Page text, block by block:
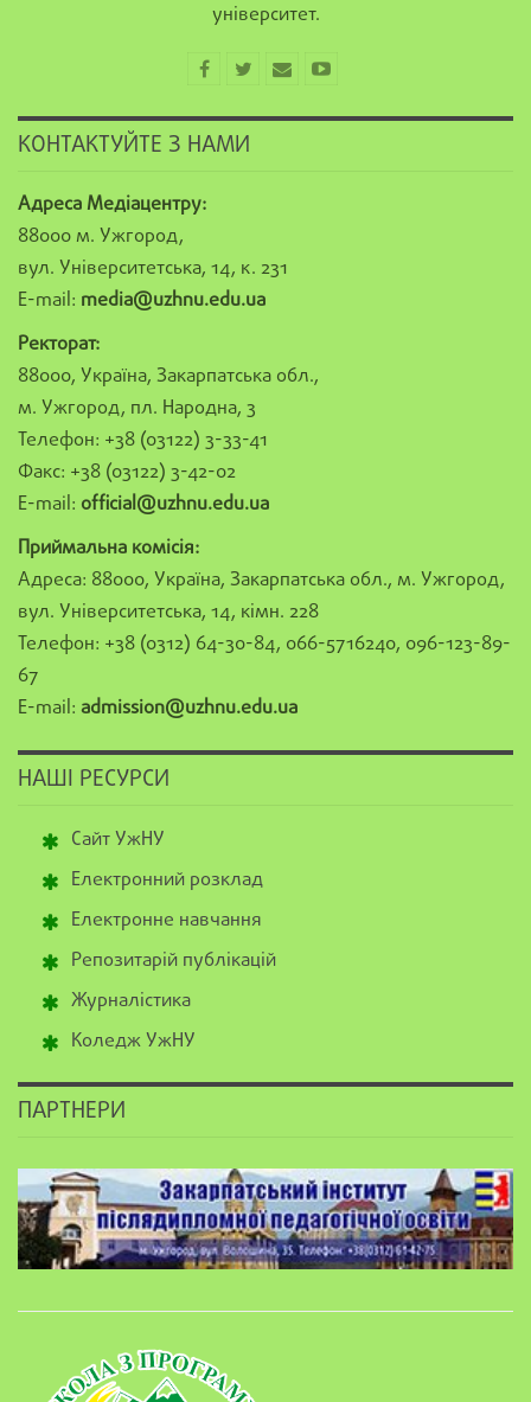
університет.
КОНТАКТУЙТЕ З НАМИ
Адреса Медіацентру:
88000 м. Ужгород,
вул. Університетська, 14, к. 231
E-mail: media@uzhnu.edu.ua
Ректорат:
88000, Україна, Закарпатська обл.,
м. Ужгород, пл. Народна, 3
Телефон: +38 (03122) 3-33-41
Факс: +38 (03122) 3-42-02
E-mail: official@uzhnu.edu.ua
Приймальна комісія:
Адреса: 88000, Україна, Закарпатська обл., м. Ужгород,
вул. Університетська, 14, кімн. 228
Телефон: +38 (0312) 64-30-84, 066-5716240, 096-123-89-
67
E-mail: admission@uzhnu.edu.ua
НАШІ РЕСУРСИ
Сайт УжНУ
Електронний розклад
Електронне навчання
Репозитарій публікацій
Журналістика
Коледж УжНУ
ПАРТНЕРИ